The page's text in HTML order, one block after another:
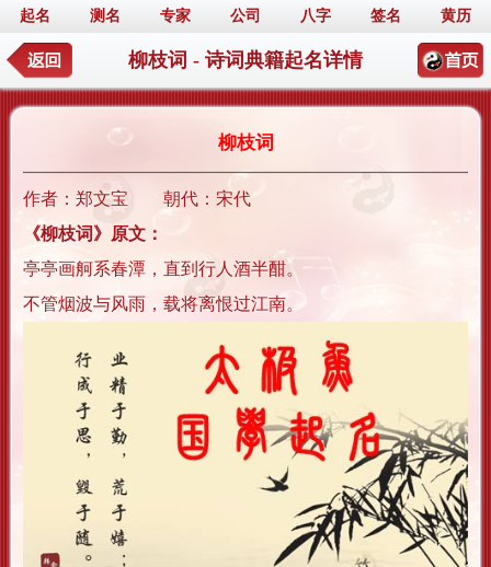
起名 测名 专家 公司 八字 签名 黄历
柳枝词 - 诗词典籍起名详情
柳枝词
作者：郑文宝 朝代：宋代
《柳枝词》原文：
亭亭画舸系春潭，直到行人酒半酣。
不管烟波与风雨，载将离恨过江南。